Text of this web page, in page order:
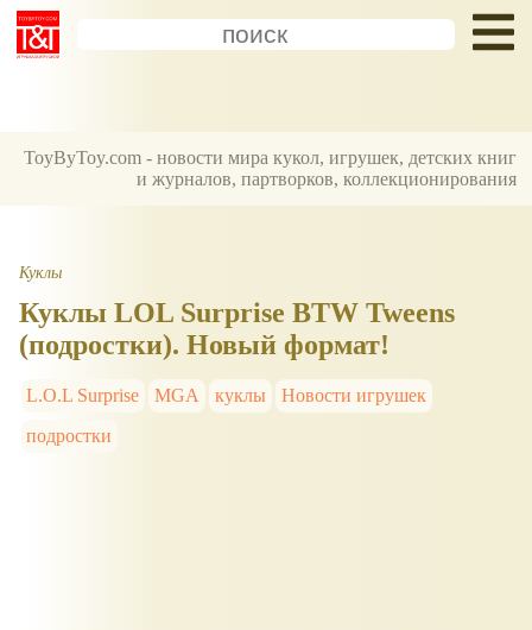
ToyByToy.com - новости мира кукол, игрушек, детских книг
и журналов, партворков, коллекционирования
Куклы
Куклы LOL Surprise BTW Tweens
(подростки). Новый формат!
L.O.L Surprise MGA куклы
Новости игрушек
подростки